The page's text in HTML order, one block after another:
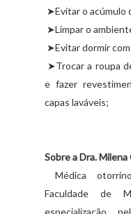
➤Evitar o acúmulo
➤Limpar o
➤Evitar dormir
➤Trocar a roupa
e fazer
capas laváveis;
Sobre a Dra.
Médica
Faculdade de
especialização